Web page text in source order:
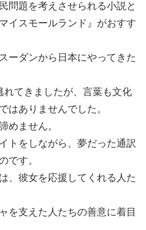
問題を考えさせられる小説と
イスモールランド』がおすす
ーダンから日本にやってきた
てきましたが、言葉も文化
はありませんでした。
めません。
トをしながら、夢だった通訳
です。
、彼女を応援してくれる人た
を支えた人たちの善意に着目